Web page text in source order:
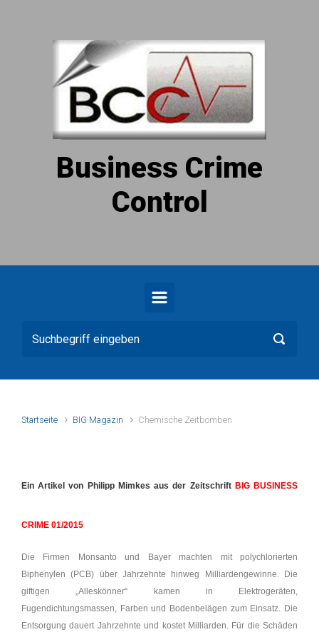
Business Crime
Control
Startseite BIG Magazin Chemische Zeitbomben
Ein Artikel von Philipp Mimkes aus der Zeitschrift BIG BUSINESS
CRIME 01/2015
Die Firmen Monsanto und Bayer machten mit polychlorierten
Biphenylen (PCB) über Jahrzehnte hinweg Milliardengewinne. Die
giftigen „Alleskönner“ kamen in Elektrogeräten,
Fugendichtungsmassen, Farben und Bodenbelägen zum Einsatz. Die
Entsorgung dauert Jahrzehnte und kostet Milliarden. Für die Schäden